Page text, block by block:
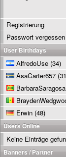
Registrierung
Passwort vergessen
User Birthdays
AlfredoUse (34)
AsaCarter657
BarbaraSaragosa
Erwin (48)
Users Online
Keine Einträge
Banners / Partner